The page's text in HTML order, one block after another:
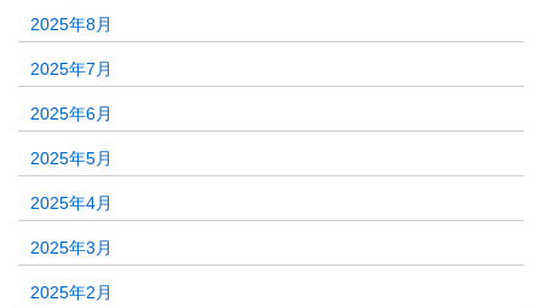
2025年8月
2025年7月
2025年6月
2025年5月
2025年4月
2025年3月
2025年2月